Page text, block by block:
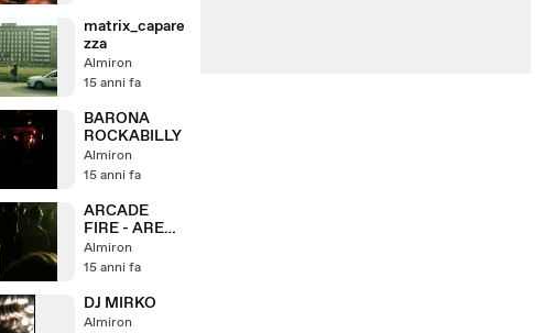
matrix_capare
zza
Almiron
15 anni fa
BARONA
ROCKABILLY
Almiron
15 anni fa
ARCADE
FIRE - ARENA
CIVICA - 5
LUGLIO 2011
Almiron
15 anni fa
DJ MIRKO
Almiron